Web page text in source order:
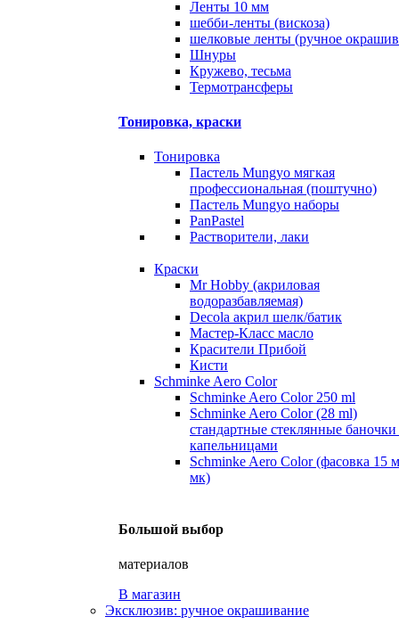
Ленты 10 мм
шебби-ленты (вискоза)
шелковые ленты (ручное
Шнуры
Кружево, тесьма
Термотрансферы
Тонировка, краски
Тонировка
Пастель Mungyo мягкая
профессиональная (поштучно)
Пастель Mungyo наборы
PanPastel
Растворители, лаки
Краски
Mr Hobby (акриловая
водоразбавляемая)
Decola акрил шелк/батик
Мастер-Класс масло
Красители Прибой
Кисти
Schminke Aero Color
Schminke Aero Color 250 ml
Schminke Aero Color (28 ml)
стандартные стеклянные баночки
капельницами
Schminke Aero Color (фасовка 15
мк)
Большой выбор
материалов
В магазин
Эксклюзив: ручное окрашивание